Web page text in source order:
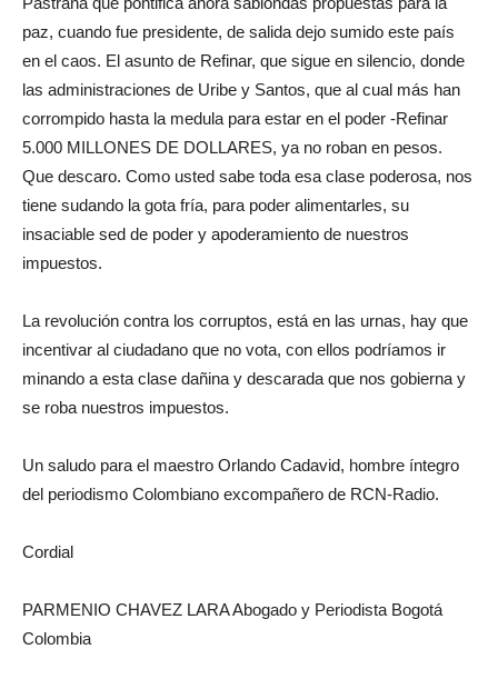
paz, cuando fue presidente, de salida dejo sumido este país
en el caos. El asunto de Refinar, que sigue en silencio, donde
las administraciones de Uribe y Santos, que al cual más han
corrompido hasta la medula para estar en el poder -Refinar
5.000 MILLONES DE DOLLARES, ya no roban en pesos.
Que descaro. Como usted sabe toda esa clase poderosa, nos
tiene sudando la gota fría, para poder alimentarles, su
insaciable sed de poder y apoderamiento de nuestros
impuestos.
La revolución contra los corruptos, está en las urnas, hay que
incentivar al ciudadano que no vota, con ellos podríamos ir
minando a esta clase dañina y descarada que nos gobierna y
se roba nuestros impuestos.
Un saludo para el maestro Orlando Cadavid, hombre íntegro
del periodismo Colombiano excompañero de RCN-Radio.
Cordial
PARMENIO CHAVEZ LARA Abogado y Periodista Bogotá
Colombia